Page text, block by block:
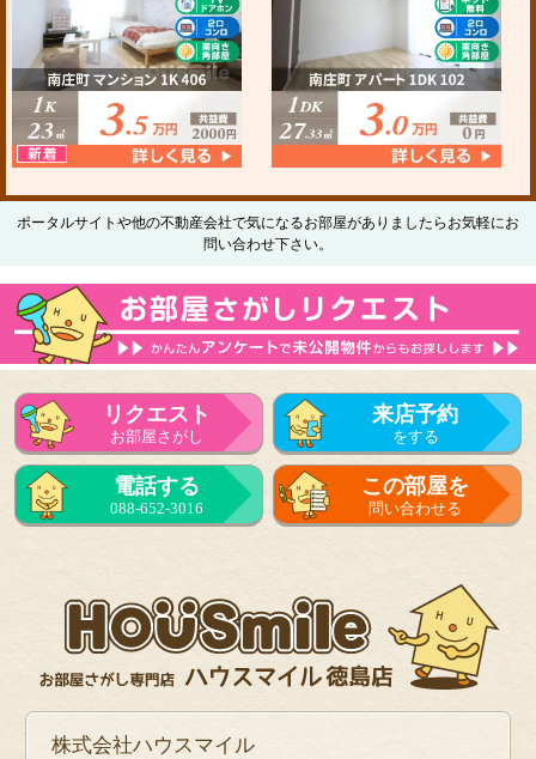
ポータルサイトや他の不動産会社で気になるお部屋がありましたらお気軽にお
問い合わせ下さい。
リクエスト
お部屋さがし
来店予約
をする
電話する
088-652-3016
この部屋を
問い合わせる
株式会社ハウスマイル